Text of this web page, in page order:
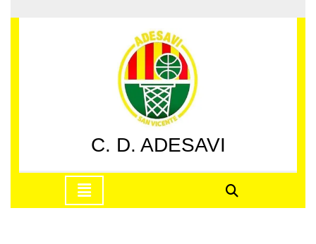
al
C. D. ADESAVI
apertura